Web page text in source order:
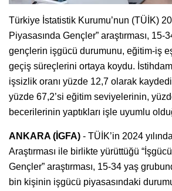
Türkiye İstatistik Kurumu’nun (TÜİK)
Piyasasında Gençler” araştırması, 15-
gençlerin işgücü durumunu, eğitim-iş
geçiş süreçlerini ortaya koydu.
işsizlik oranı yüzde 12,7 olarak
yüzde 67,2’si eğitim seviyelerinin,
becerilerinin yaptıkları işle uyumlu
ANKARA (İGFA) - TÜİK’in 2024
Araştırması ile birlikte yürüttüğü
Gençler” araştırması, 15-34 yaş
bin kişinin işgücü piyasasındaki